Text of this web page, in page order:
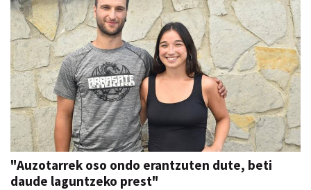
"Auzotarrek oso ondo erantzuten dute, beti
daude laguntzeko prest"